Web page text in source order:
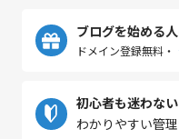
ブログを始める
ドメイン登録無料・
初心者も迷わない
わかりやすい管